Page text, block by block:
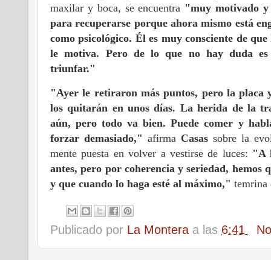
maxilar y boca, se encuentra "muy motivado y
para recuperarse porque ahora mismo está
como psicológico. Él es muy consciente de
le motiva. Pero de lo que no hay duda
triunfar."
"Ayer le retiraron más puntos, pero la placa
los quitarán en unos días. La herida de la
aún, pero todo va bien. Puede comer y
forzar demasiado," afirma Casassobre la
mente puesta en volver a vestirse de luces: "A
antes, pero por coherencia y seriedad, hemos
y que cuando lo haga esté al máximo,"
Publicado por La Montera a las 6:41